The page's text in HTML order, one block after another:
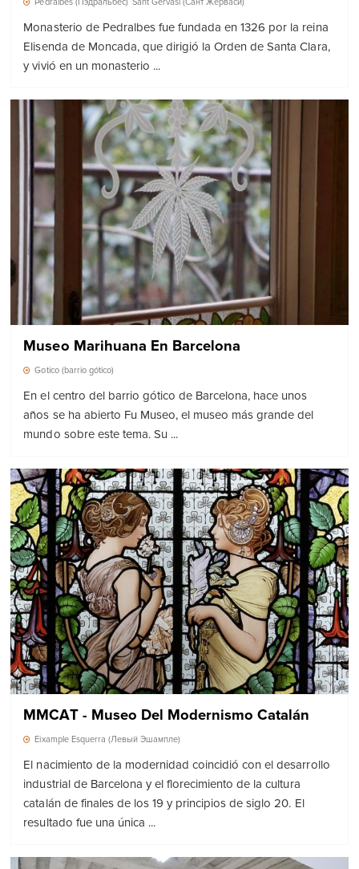
Monasterio de Pedralbes fue fundada en 1326 por la reina
Elisenda de Moncada, que dirigió la Orden de Santa Clara,
y vivió en un monasterio ...
Museo Marihuana En Barcelona
Gotico (barrio gótico)
En el centro del barrio gótico de Barcelona, ​​hace unos
años se ha abierto Fu Museo, el museo más grande del
mundo sobre este tema. Su ...
MMCAT - Museo Del Modernismo Catalán
Eixample Esquerra (Левый Эшампле)
El nacimiento de la modernidad coincidió con el desarrollo
industrial de Barcelona y el florecimiento de la cultura
catalán de finales de los 19 y principios de siglo 20. El
resultado fue una única ...